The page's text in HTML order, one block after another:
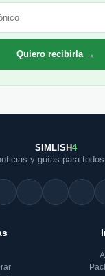
Quiero recibirla →
SIMLISH4
y guías para